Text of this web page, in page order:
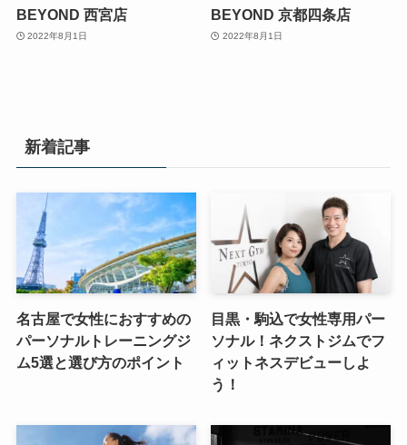
BEYOND 西宮店
2022年8月1日
BEYOND 京都四条店
2022年8月1日
新着記事
名古屋で女性におすすめの
パーソナルトレーニングジ
ム5選と選び方のポイント
目黒・駒込で女性専用パー
ソナル！ネクストジムでフ
ィットネスデビューしよ
う！